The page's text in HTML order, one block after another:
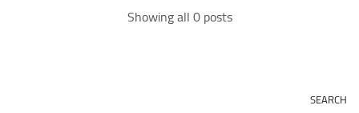
Showing all 0 posts
SEARCH